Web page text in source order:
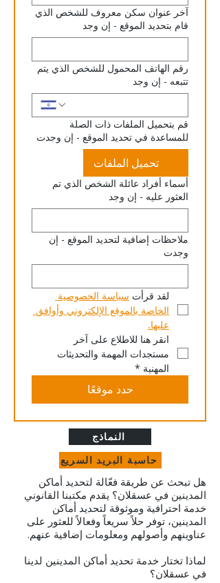
آخر عنوان سكن معروف للشخص الذي
قام بتحديد الموقع - إن وجد
رقم الهاتف المحمول للشخص الذي يتم
تتبعه - إن وجد
قم بتحميل الملفات ذات الصلة
للمساعدة في تحديد الموقع - إن وجدت
تحميل الملفات
أسماء أفراد عائلة الشخص الذي تم
العثور عليه - إن وجد
ملاحظات إضافية لتحديد الموقع - إن
وجدت
لقد قرأت
عليها.
المهنية *
حدد موقعًا
النماذج
حاسبة البريد السريع
هل تبحث عن طريقة فعّالة لتحديد أماكن
المدينين في عسقلان؟ يقدم مكتبنا القانوني
خدمة احترافية وموثوقة لتحديد أماكن
المدينين، توفر حلاً سريعاً وفعالاً للعثور على
عناوينهم وأصولهم ومعلومات إضافية عنهم.
لماذا تختار خدمة تحديد أماكن المدينين لدينا
في عسقلان؟